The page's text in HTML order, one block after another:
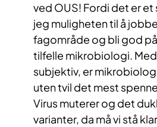
ved OUS! Fordi det er
jeg muligheten til å
fagområde og bli god
tilfelle mikrobiologi. Med
subjektiv, er
uten tvil det mest
Virus muterer og det
varianter, da må vi stå